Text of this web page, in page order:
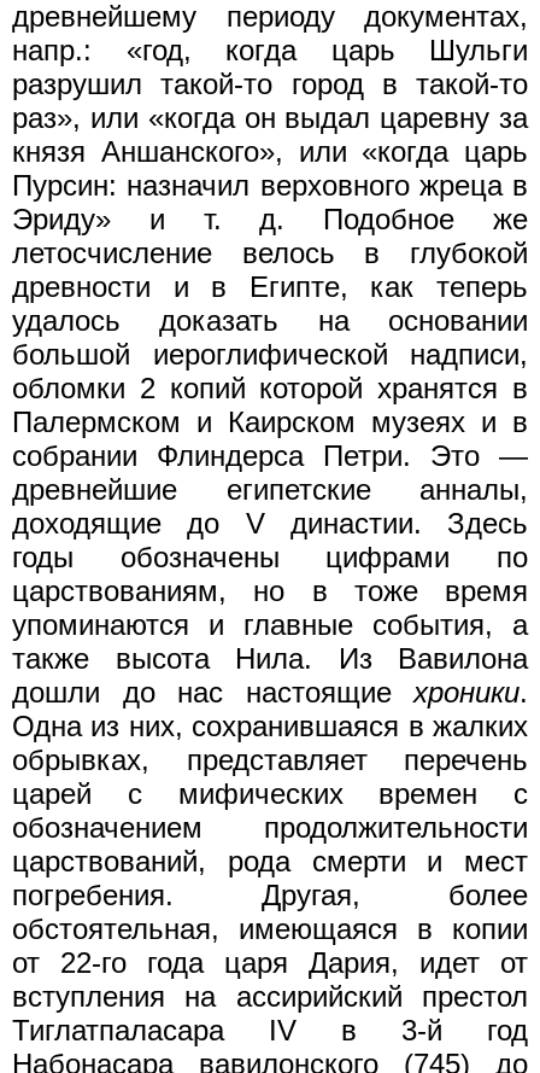
древнейшему периоду документах,
напр.: «год, когда царь Шульги
разрушил такой-то город в такой-то
раз», или «когда он выдал царевну за
князя Аншанского», или «когда царь
Пурсин: назначил верховного жреца в
Эриду» и т. д. Подобное же
летосчисление велось в глубокой
древности и в Египте, как теперь
удалось доказать на основании
большой иероглифической надписи,
обломки 2 копий которой хранятся в
Палермском и Каирском музеях и в
собрании Флиндерса Петри. Это —
древнейшие египетские анналы,
доходящие до V династии. Здесь
годы обозначены цифрами по
царствованиям, но в тоже время
упоминаются и главные события, а
также высота Нила. Из Вавилона
дошли до нас настоящие хроники.
Одна из них, сохранившаяся в жалких
обрывках, представляет перечень
царей с мифических времен с
обозначением продолжительности
царствований, рода смерти и мест
погребения. Другая, более
обстоятельная, имеющаяся в копии
от 22-го года царя Дария, идет от
вступления на ассирийский престол
Тиглатпаласара IV в 3-й год
Набонасара вавилонского (745) до